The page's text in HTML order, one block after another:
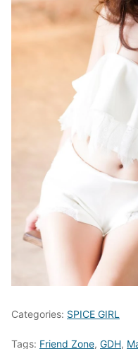
Categories: SPICE GIRL
Tags: Friend Zone, GDH,